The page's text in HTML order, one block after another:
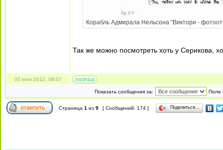
Корабль Адмирала Нельсона "Виктори -
Так же можно посмотреть хоть у Серикова,
05 июл 2012, 08:07
Показать сообщения за: Поле
Страница 1 из 9 [ Сообщений: 174 ] Поделиться…